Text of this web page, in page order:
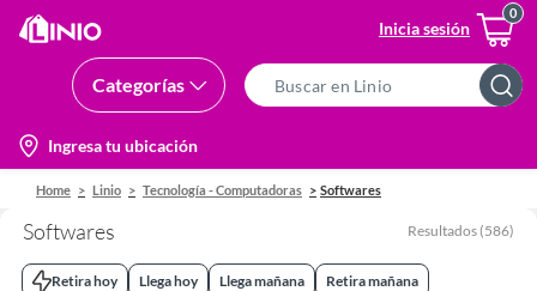
Inicia sesión
Categorías
Bar
location-
icon
Ingresa tu ubicación
Home Linio Tecnología - Computadoras Softwares
Softwares Resultados (586)
Retira hoy Llega hoy Llega mañana Retira mañana